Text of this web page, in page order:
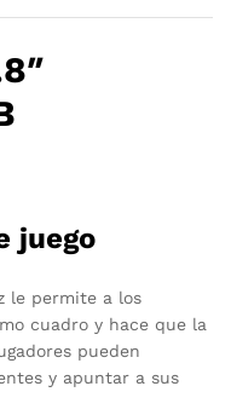
juego
le permite a los
cuadro y hace que la
pueden
y apuntar a sus